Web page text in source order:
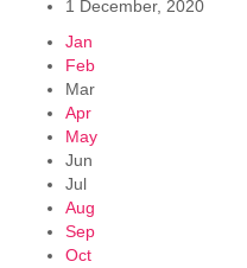
1 December, 2020
Jan
Feb
Mar
Apr
May
Jun
Jul
Aug
Sep
Oct